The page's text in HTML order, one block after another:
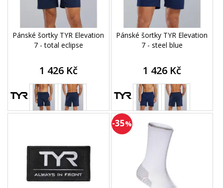
Pánské šortky TYR Elevation
7 - total eclipse
1 426 Kč
Pánské šortky TYR Elevation
7 - steel blue
1 426 Kč
-35%